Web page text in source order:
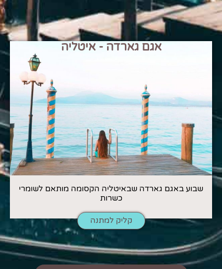
אגם גארדה - איטליה
שבוע באגם גארדה שבאיטליה הקסומה מותאם לשומרי
כשרות
קליק למתנה